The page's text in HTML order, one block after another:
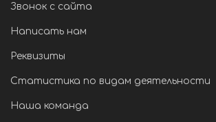
Звонок с сайта
Написать нам
Реквизиты
Статистика по видам деятельности
Наша команда